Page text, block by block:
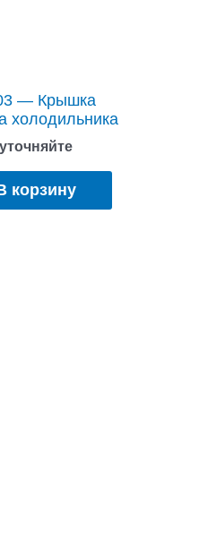
— Крышка
холодильника
корзину